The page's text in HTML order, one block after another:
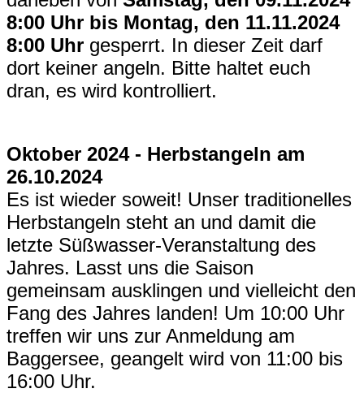
8:00 Uhr bis Montag, den 11.11.2024
8:00 Uhr gesperrt. In dieser Zeit darf
dort keiner angeln. Bitte haltet euch
dran, es wird kontrolliert.
Oktober 2024 - Herbstangeln am
26.10.2024
Es ist wieder soweit! Unser traditionelles
Herbstangeln steht an und damit die
letzte Süßwasser-Veranstaltung des
Jahres. Lasst uns die Saison
gemeinsam ausklingen und vielleicht den
Fang des Jahres landen! Um 10:00 Uhr
treffen wir uns zur Anmeldung am
Baggersee, geangelt wird von 11:00 bis
16:00 Uhr.